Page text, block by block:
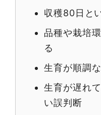
収穫80日と
品種や栽培
る
生育が順調
生育が遅れ
い誤判断